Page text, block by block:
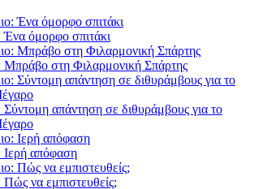
Ένα όμορφο σπιτάκι
Μπράβο στη Φιλαρμονική Σπάρτης
απάντηση σε διθυράμβους για το
Ιερή απόφαση
να εμπιστευθείς;